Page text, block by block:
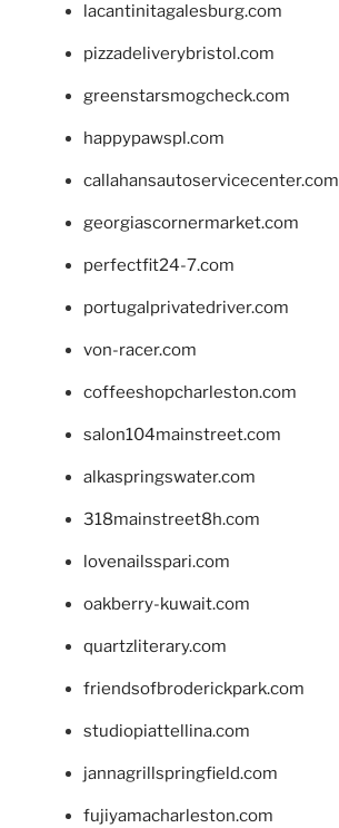
lacantinitagalesburg.com
pizzadeliverybristol.com
greenstarsmogcheck.com
happypawspl.com
callahansautoservicecenter.com
georgiascornermarket.com
perfectfit24-7.com
portugalprivatedriver.com
von-racer.com
coffeeshopcharleston.com
salon104mainstreet.com
alkaspringswater.com
318mainstreet8h.com
lovenailsspari.com
oakberry-kuwait.com
quartzliterary.com
friendsofbroderickpark.com
studiopiattellina.com
jannagrillspringfield.com
fujiyamacharleston.com